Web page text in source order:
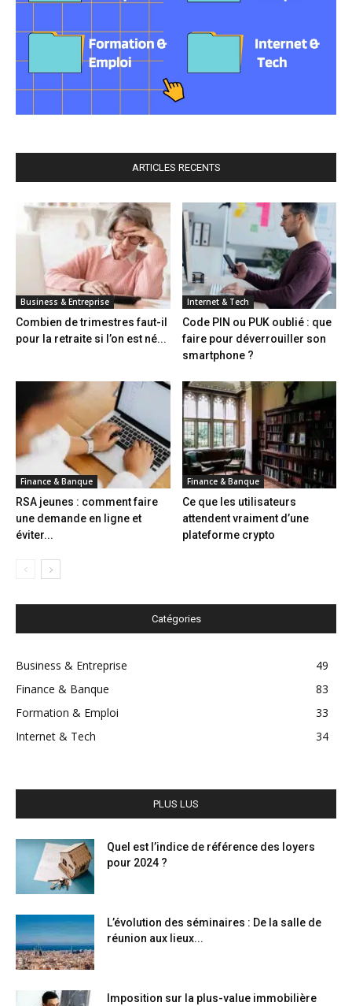
ARTICLES RECENTS
Business & Entreprise
Combien de trimestres faut-il
pour la retraite si l’on est né...
Internet & Tech
Code PIN ou PUK oublié : que
faire pour déverrouiller son
smartphone ?
Finance & Banque
RSA jeunes : comment faire
une demande en ligne et
éviter...
Finance & Banque
Ce que les utilisateurs
attendent vraiment d’une
plateforme crypto
Catégories
Business & Entreprise
49
Finance & Banque
83
Formation & Emploi
33
Internet & Tech
34
PLUS LUS
Quel est l’indice de référence des loyers
pour 2024 ?
L’évolution des séminaires : De la salle de
réunion aux lieux...
Imposition sur la plus-value immobilière